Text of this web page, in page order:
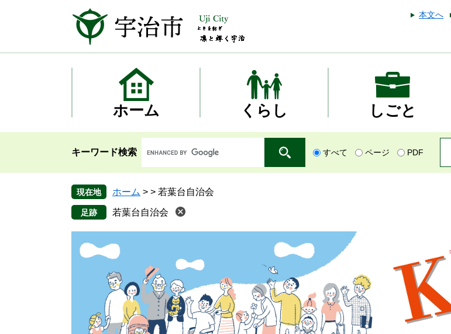
本
本文へ
ホーム くらし しごと
キーワード検索 すべて ページ PDF
現在地 ホーム > > 若葉台自治会
若葉台自治会